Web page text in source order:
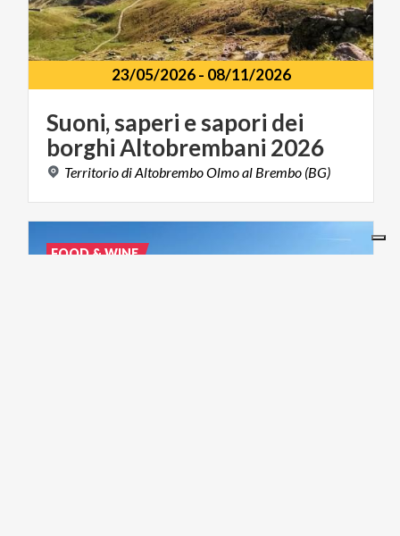
23/05/2026- 08/11/2026
Suoni,saperi esapori dei
borghiAltobrembani 2026
TerritoriodiAltobremboOlmoal Brembo (BG)
FOOD & WINE